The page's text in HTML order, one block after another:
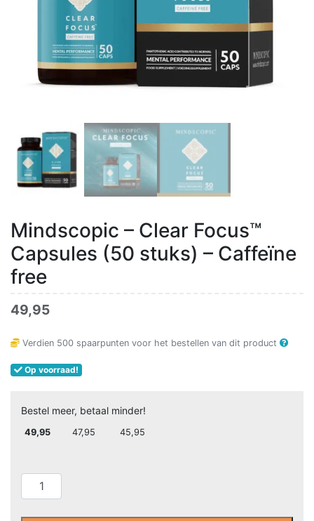
Mindscopic – Clear Focus™
Capsules (50 stuks) – Caffeïne
free
49,95
Verdien 500 spaarpunten voor het bestellen van dit product
Op voorraad!
Bestel meer, betaal minder!
49,95 47,95 45,95
Mindscopic
-
Clear